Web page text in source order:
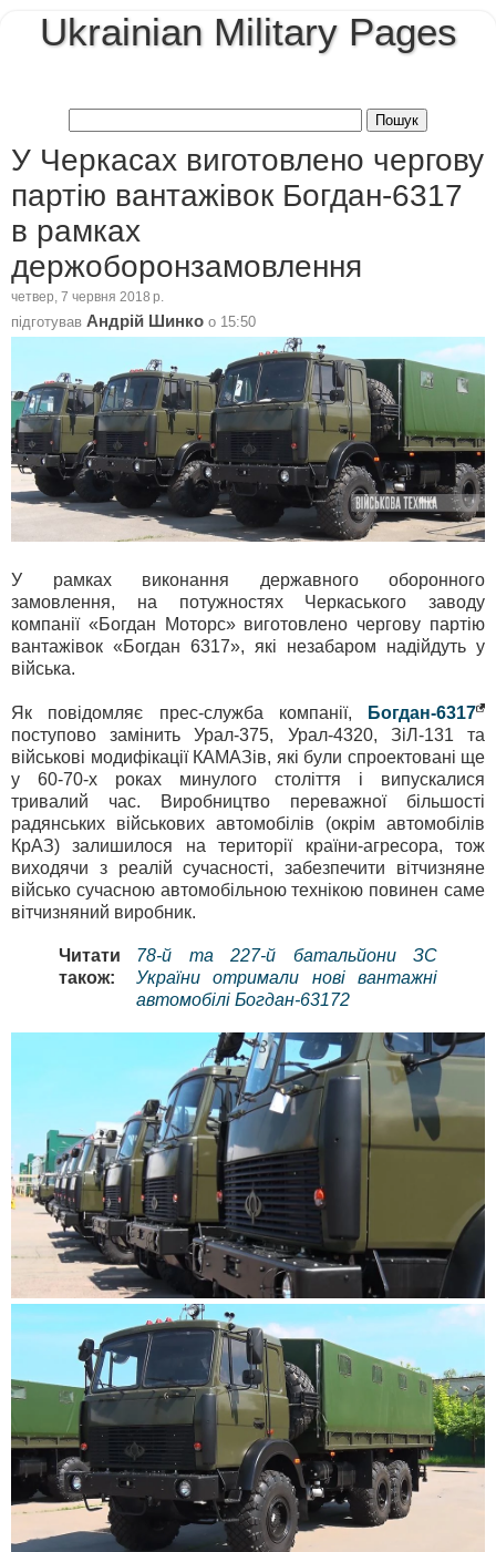
Ukrainian Military Pages
У Черкасах виготовлено чергову
партію вантажівок Богдан-6317
в рамках
держоборонзамовлення
четвер, 7 червня 2018 р.
підготував Андрій Шинко о 15:50
У рамках виконання державного оборонного
замовлення, на потужностях Черкаського заводу
компанії «Богдан Моторс» виготовлено чергову партію
вантажівок «Богдан 6317», які незабаром надійдуть у
війська.
Як повідомляє прес-служба компанії,
Богдан-6317
поступово замінить Урал-375, Урал-4320, ЗіЛ-131 та
військові модифікації КАМАЗів, які були спроектовані ще
у 60-70-х роках минулого століття і випускалися
тривалий час. Виробництво переважної більшості
радянських військових автомобілів (окрім автомобілів
КрАЗ) залишилося на території країни-агресора, тож
виходячи з реалій сучасності, забезпечити вітчизняне
військо сучасною автомобільною технікою повинен саме
вітчизняний виробник.
Читати
також:
78-й та 227-й батальйони ЗС
України отримали нові вантажні
автомобілі Богдан-63172